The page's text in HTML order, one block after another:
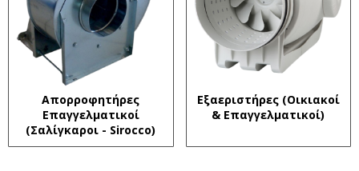
Απορροφητήρες
Επαγγελματικοί
(Σαλίγκαροι - Sirocco)
Εξαεριστήρες (Οικιακοί
& Επαγγελματικοί)